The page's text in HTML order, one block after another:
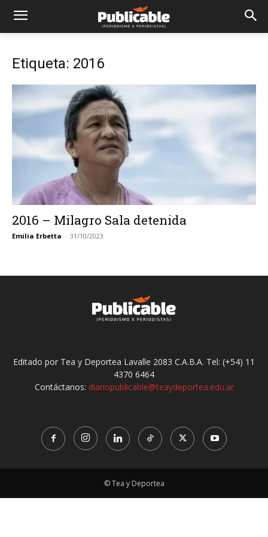
Etiqueta: 2016
2016 – Milagro Sala detenida
Emilia Erbetta - 31/10/2023
Editado por Tea y Deportea Lavalle 2083 C.A.B.A. Tel: (+54) 11
4370 6464
Contáctanos: diariopublicable@teaydeportea.edu.ar
© Tea y Deportea